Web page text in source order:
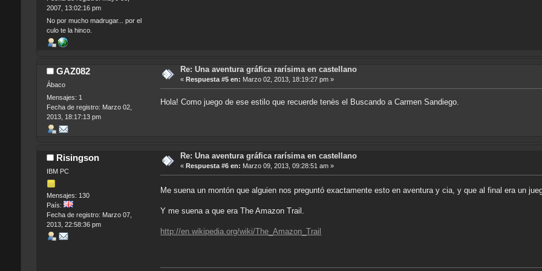
2007, 13:02:16 pm
No por mucho madrugar... por el
culo te la hinco.
GAZ082
Ábaco
Mensajes: 1
Fecha de registro: Marzo 02,
2013, 18:17:13 pm
Re: Una aventura gráfica rarísima en castellano
« Respuesta #5 en: Marzo 02, 2013, 18:19:27 pm »
Hola! Como juego de ese estilo que recuerde tenès el Buscando a Carmen Sandiego.
Risingson
IBM PC
Mensajes: 130
País:
Fecha de registro: Marzo 07,
2013, 22:58:36 pm
Re: Una aventura gráfica rarísima en castellano
« Respuesta #6 en: Marzo 09, 2013, 09:28:51 am »
Me suena un montón que alguien nos preguntó exactamente esto en aventura y cia, y que al final era un
Y me suena a que era The Amazon Trail.
http://en.wikipedia.org/wiki/The_Amazon_Trail